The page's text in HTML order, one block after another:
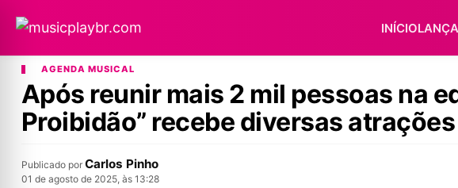
INÍCIO
AGENDA MUSICAL
Após reunir mais 2 mil pessoas na
Proibidão” recebe diversas
Publicado por Carlos Pinho
01 de agosto de 2025, às 13:28